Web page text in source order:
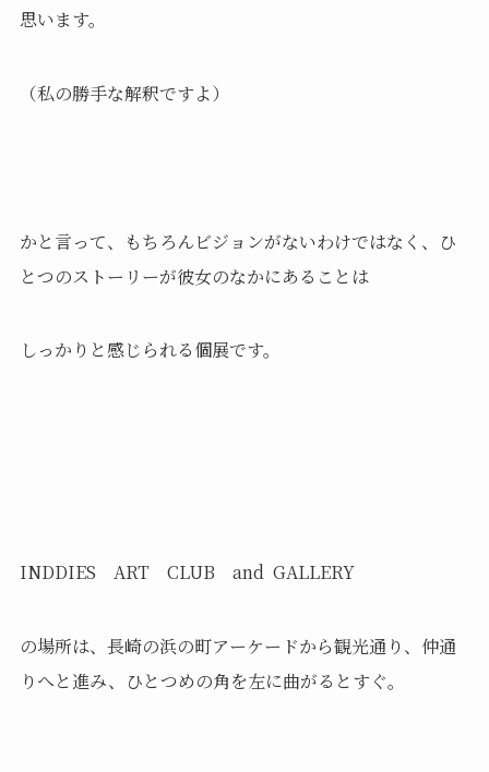
思います。
（私の勝手な解釈ですよ）
かと言って、もちろんビジョンがないわけではなく、ひ
とつのストーリーが彼女のなかにあることは
しっかりと感じられる個展です。
INDDIES ART CLUB and GALLERY
の場所は、長崎の浜の町アーケードから観光通り、仲通
りへと進み、ひとつめの角を左に曲がるとすぐ。